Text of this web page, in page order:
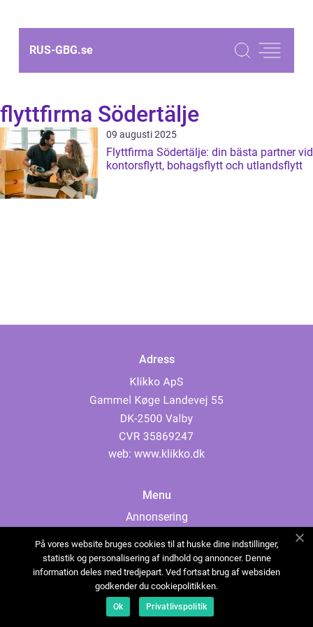
RUS-GBG.se
flyttfirma Södertälje
09 augusti 2025
Flyttfirma Södertälje: din bästa partner vid
kontorsflytt, bohagsflytt och utlandsflytt
Adress
web: www.klikko.dk
Menu
Annonsering
Cookies
Kontakta oss
Sitemap
På vores website bruges cookies til at huske dine indstillinger,
statistik og personalisering af indhold og annoncer. Denne
information deles med tredjepart. Ved fortsat brug af websiden
godkender du cookiepolitikken.
Ok Privatlivspolitik